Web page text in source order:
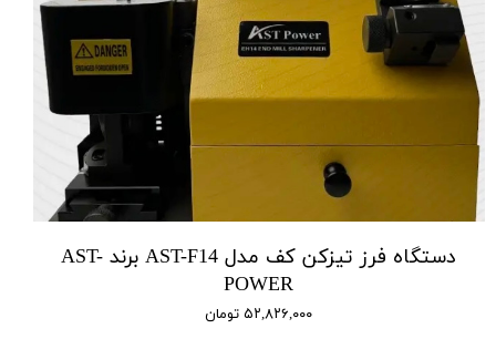
دستگاه فرز تیزکن کف مدل AST-F14 برند AST-
POWER
۵۲,۸۲۶,۰۰۰ تومان